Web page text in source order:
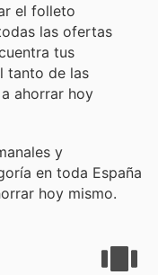
el folleto
las ofertas
tus
tanto de las
ahorrar hoy
y
en toda España
hoy mismo.